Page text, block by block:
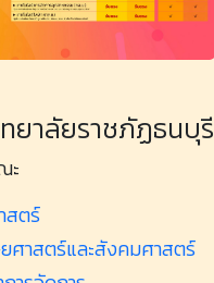
ยาลัยราชภัฏธนบุรี
ะ
สตร์
าสตร์และสังคมศาสตร์